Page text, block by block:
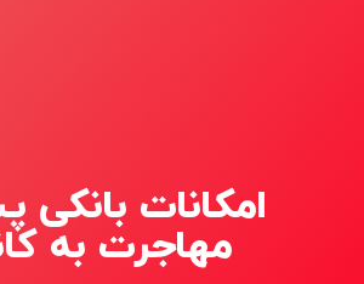
امکانات بانکی
مهاجرت به